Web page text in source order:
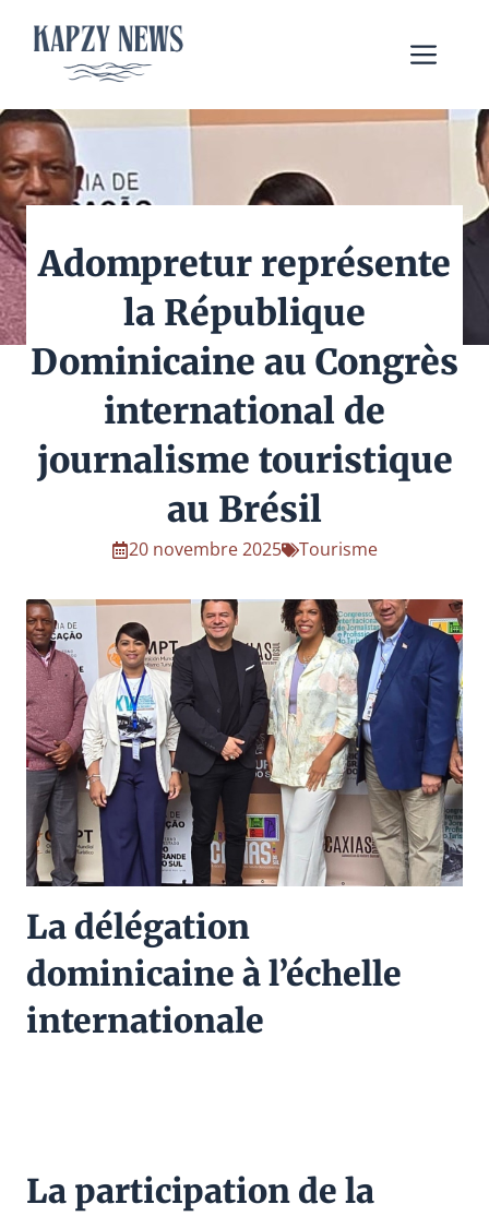
contenu
Adompretur représente
la République
Dominicaine au Congrès
international de
journalisme touristique
au Brésil
20 novembre 2025 Tourisme
La délégation
dominicaine à l’échelle
internationale
La participation de la